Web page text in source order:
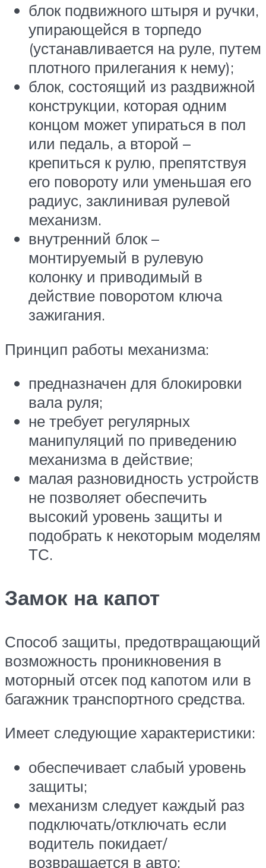
блок подвижного штыря и ручки,
упирающейся в торпедо
(устанавливается на руле, путем
плотного прилегания к нему);
блок, состоящий из раздвижной
конструкции, которая одним
концом может упираться в пол
или педаль, а второй –
крепиться к рулю, препятствуя
его повороту или уменьшая его
радиус, заклинивая рулевой
механизм.
внутренний блок –
монтируемый в рулевую
колонку и приводимый в
действие поворотом ключа
зажигания.
Принцип работы механизма:
предназначен для блокировки
вала руля;
не требует регулярных
манипуляций по приведению
механизма в действие;
малая разновидность устройств
не позволяет обеспечить
высокий уровень защиты и
подобрать к некоторым моделям
ТС.
Замок на капот
Способ защиты, предотвращающий
возможность проникновения в
моторный отсек под капотом или в
багажник транспортного средства.
Имеет следующие характеристики:
обеспечивает слабый уровень
защиты;
механизм следует каждый раз
подключать/отключать если
водитель покидает/
возвращается в авто;